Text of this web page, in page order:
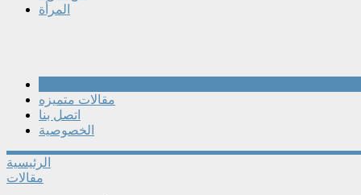
المرأة
مقالات متميزه
اتصل بنا
الخصوصية
الرئيسية
مقالات